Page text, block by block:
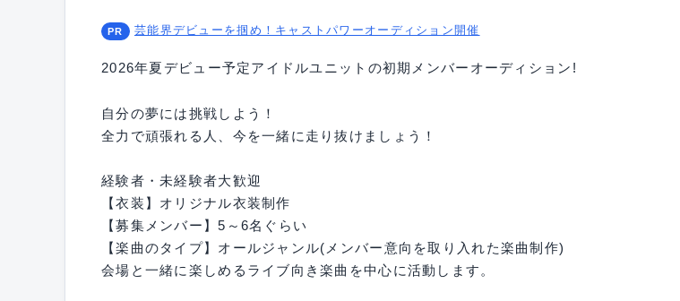
芸能界デビューを掴め！キャストパワーオーディション開催
2026年夏デビュー予定アイドルユニットの初期メンバーオーディション!
自分の夢には挑戦しよう！
全力で頑張れる人、今を一緒に走り抜けましょう！
経験者・未経験者大歓迎
【衣装】オリジナル衣装制作
【募集メンバー】5～6名ぐらい
【楽曲のタイプ】オールジャンル(メンバー意向を取り入れた楽曲制作)
会場と一緒に楽しめるライブ向き楽曲を中心に活動します。